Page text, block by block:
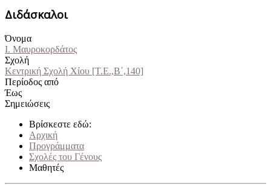
Διδάσκαλοι
Όνομα
Ι. Μαυροκορδάτος
Σχολή
Κεντρική Σχολή Χίου [Τ.Ε.,Β΄,140]
Περίοδος από
Έως
Σημειώσεις
Βρίσκεστε εδώ:
Αρχική
Προγράμματα
Σχολές του Γένους
Μαθητές